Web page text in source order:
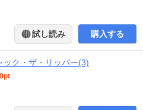
試し読み 購入する
ック・ザ・リッパー(3)